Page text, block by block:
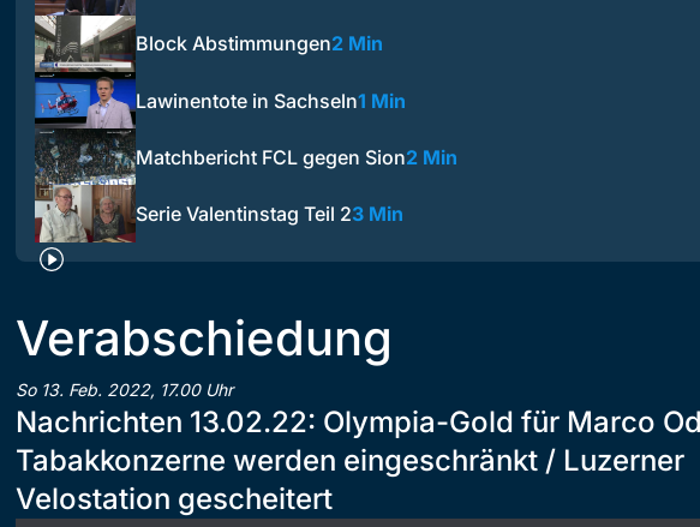
Block Abstimmungen2 Min
Lawinentote in Sachseln1 Min
Matchbericht FCL gegen Sion2 Min
Serie Valentinstag Teil 23 Min
Verabschiedung
So 13. Feb. 2022, 17.00 Uhr
Nachrichten 13.02.22: Olympia-Gold für Marco
Tabakkonzerne werden eingeschränkt / Luzerner
Velostation gescheitert